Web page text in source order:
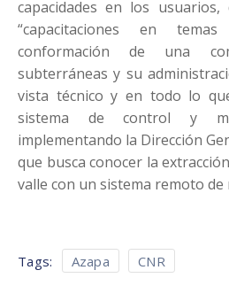
capacidades en los usuarios,
“capacitaciones en
conformación de una
subterráneas y su
vista técnico y en todo lo
sistema de control y
implementando la Dirección
que busca conocer la
valle con un sistema remoto de
Tags: Azapa CNR